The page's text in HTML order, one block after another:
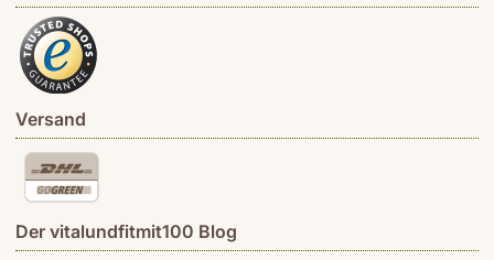
Versand
Der vitalundfitmit100 Blog